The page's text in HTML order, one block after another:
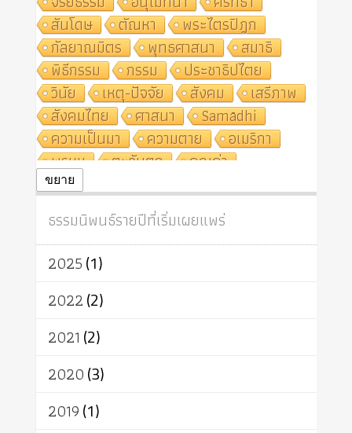
สันโดษ
ตัณหา
พระไตรปิฎก
กัลยาณมิตร
พุทธศาสนา
สมาธิ
พิธีกรรม
กรรม
ประชาธิปไตย
วินัย
เหตุ-ปัจจัย สังคม
เสรีภาพ
สังคมไทย
ศาสนา
Samādhi
ความเป็นมา
ความตาย
อเมริกา
พรหม
ตะวันตก
คุณค่า
ปฏิจจสมุปบาท
ศาสนาประจำชาติ
อินเดีย
ผู้บริโภค
ธรรมาธิปไตย
จักร
การแยกรัฐกับศาสนา
ธรรมชาติ
เทคโนโลยี
สิทธิ
พุทธบริษัท
อัตถะ
เทวดา
ขยาย
ธรรมนิพนธ์รายปีที่เริ่มเผยแพร่
2025(1)
2022(2)
2021 (2)
2020(3)
2019(1)